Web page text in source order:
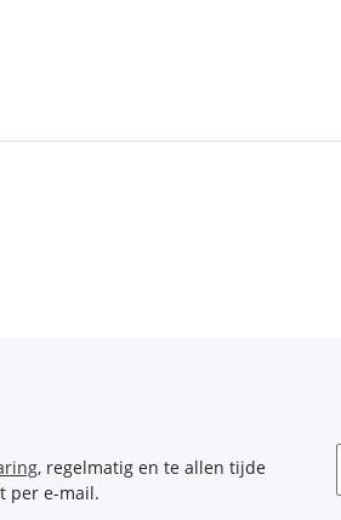
, regelmatig en te allen tijde
per e-mail.